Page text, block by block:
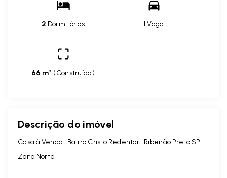
2 Dormitórios 1 Vaga
66 m² (Construída)
Descrição do imóvel
Casa à Venda -Bairro Cristo Redentor -Ribeirão Preto SP -
Zona Norte